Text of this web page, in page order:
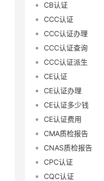
CB认证
CCC认证
CCC认证办理
CCC认证查询
CCC认证派生
CE认证
CE认证办理
CE认证多少钱
CE认证费用
CMA质检报告
CNAS质检报告
CPC认证
CQC认证